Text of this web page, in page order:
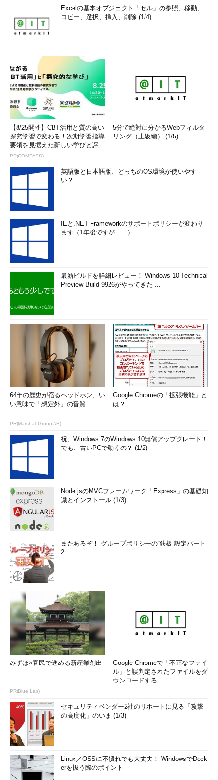
Excelの基本オブジェクト「セル」の参照、移動、
コピー、選択、挿入、削除 (1/4)
【8/25開催】CBT活用と質の高い
探究学習で変わる！次期学習指導
要領を見据えた新しい学びと評価
のカタチ【オンラインイベ...
PR(COMPASS)
5分で絶対に分かるWebフィルタ
リング（上級編） (1/5)
英語版と日本語版、どっちのOS環境が使いやす
い？
IEと.NET Frameworkのサポートポリシーが変わり
ます（1年後ですが……）
最新ビルドを詳細レビュー！ Windows 10 Technical
Preview Build 9926がやってきた ...
64年の歴史が宿るヘッドホン、い
い意味で「想定外」の音質
PR(Marshall Group AB)
Google Chromeの「拡張機能」と
は？
祝、Windows 7のWindows 10無償アップグレード！
でも、古いPCで動くの？ (1/2)
Node.jsのMVCフレームワーク「Express」の基礎知
識とインストール (1/3)
まだあるぞ！ グループポリシーの“鉄板”設定パート
2
みずほ×官民で進める新産業創出
PR(Blue Lab)
Google Chromeで「不正なファイ
ル」と誤判定されたファイルをダ
ウンロードする
セキュリティベンダー2社のリポートに見る「攻撃
の高度化」のいま (1/3)
Linux／OSSに不慣れでも大丈夫！ WindowsでDock
erを扱う際のポイント